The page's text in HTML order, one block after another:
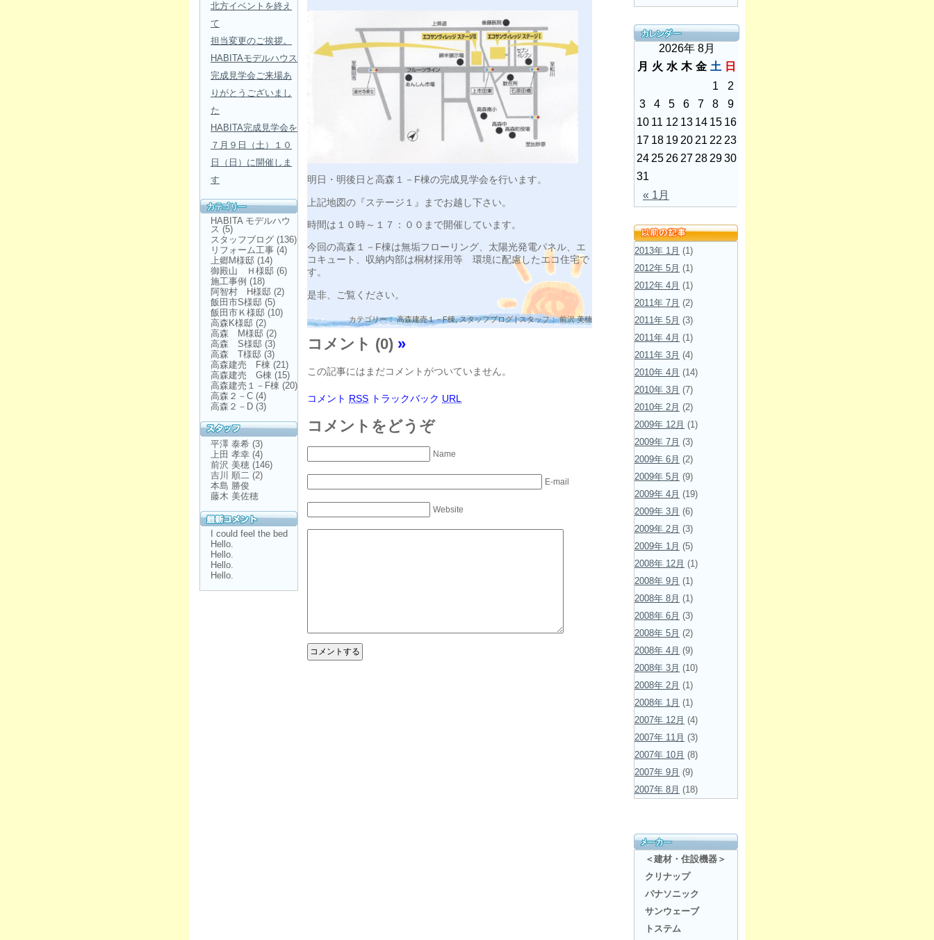
北方イベントを終え
て
担当変更のご挨拶。
HABITAモデルハウス
完成見学会ご来場あ
りがとうございまし
た
HABITA完成見学会を
７月９日（土）１０
日（日）に開催しま
す
HABITA モデルハウ
ス (5)
スタッフブログ (136)
リフォーム工事 (4)
上郷M様邸 (14)
御殿山 Ｈ様邸 (6)
施工事例 (18)
阿智村 H様邸 (2)
飯田市S様邸 (5)
飯田市Ｋ様邸 (10)
高森K様邸 (2)
高森 M様邸 (2)
高森 S様邸 (3)
高森 T様邸 (3)
高森建売 F棟 (21)
高森建売 G棟 (15)
高森建売１－F棟 (20)
高森２－C (4)
高森２－D (3)
平澤 泰希 (3)
上田 孝幸 (4)
前沢 美穂 (146)
吉川 順二 (2)
本島 勝俊
藤木 美佐穂
I could feel the bed
Hello.
Hello.
Hello.
Hello.
明日・明後日と高森１－F棟の完成見学会を行います。
上記地図の『ステージ１』までお越し下さい。
時間は１０時～１７：００まで開催しています。
今回の高森１－F棟は無垢フローリング、太陽光発電パネル、エ
コキュート、収納内部は桐材採用等 環境に配慮したエコ住宅で
す。
是非、ご覧ください。
カテゴリー：高森建売１－F棟,スタッフブログ| スタッフ： 前沢 美穂
コメント (0) »
この記事にはまだコメントがついていません。
コメント RSS トラックバック URL
コメントをどうぞ
Name
E-mail
Website
2026年 8月
月 火 水 木 金 土 日
« 1月
1
2
3
4 5 6 7 8
9
10 11 12 13 14 15 16
17 18 19 20 21 22 23
24 25 26 27 28 29 30
31
2013年 1月 (1)
2012年 5月 (1)
2012年 4月 (1)
2011年 7月 (2)
2011年 5月 (3)
2011年 4月 (1)
2011年 3月 (4)
2010年 4月 (14)
2010年 3月 (7)
2010年 2月 (2)
2009年 12月 (1)
2009年 7月 (3)
2009年 6月 (2)
2009年 5月 (9)
2009年 4月 (19)
2009年 3月 (6)
2009年 2月 (3)
2009年 1月 (5)
2008年 12月 (1)
2008年 9月 (1)
2008年 8月 (1)
2008年 6月 (3)
2008年 5月 (2)
2008年 4月 (9)
2008年 3月 (10)
2008年 2月 (1)
2008年 1月 (1)
2007年 12月 (4)
2007年 11月 (3)
2007年 10月 (8)
2007年 9月 (9)
2007年 8月 (18)
＜建材・住設機器＞
クリナップ
パナソニック
サンウェーブ
トステム